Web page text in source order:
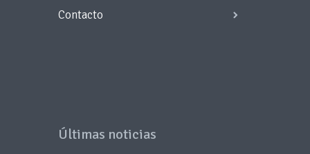
Contacto
Últimas noticias